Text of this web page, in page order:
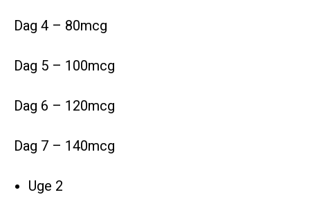
Dag 4 – 80mcg
Dag 5 – 100mcg
Dag 6 – 120mcg
Dag 7 – 140mcg
Uge 2